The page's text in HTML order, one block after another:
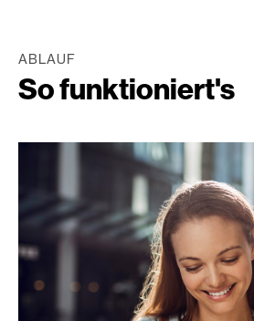
ABLAUF
So funktioniert's